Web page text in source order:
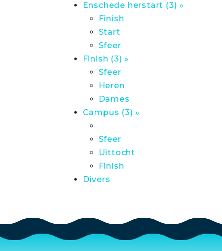
Enschede herstart (3) »
Finish
Start
Sfeer
Finish (3) »
Sfeer
Heren
Dames
Campus (3) »
Sfeer
Uittocht
Finish
Divers